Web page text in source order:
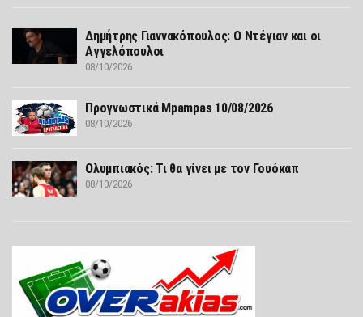
Δημήτρης Γιαννακόπουλος: Ο Ντέγιαν και οι
Αγγελόπουλοι
08/10/2026
Προγνωστικά Mpampas 10/08/2026
08/10/2026
Ολυμπιακός: Τι θα γίνει με τον Γουόκαπ
08/10/2026